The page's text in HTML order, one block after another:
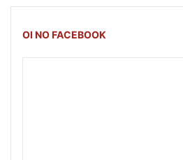
OI NO FACEBOOK